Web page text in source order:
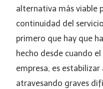
alternativa más viable
continuidad del
primero que hay que
hecho desde cuando
empresa, es
atravesando graves